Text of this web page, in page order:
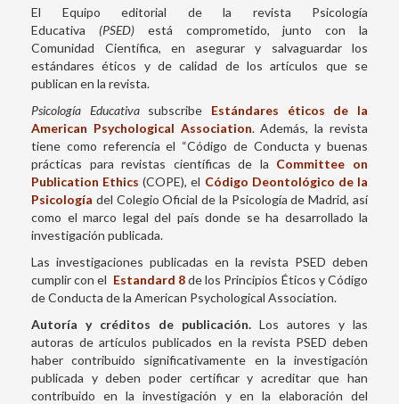
El Equipo editorial de la revista Psicología
Educativa (PSED)está comprometido, junto con la
Comunidad Científica, en asegurar y salvaguardar los
estándares éticos y de calidad de los artículos que se
publican en la revista.
Psicología Educativasubscribe Estándares éticos de la
American Psychological Association. Además, la revista
tiene como referencia el “Código de Conducta y buenas
prácticas para revistas científicas de la Committee on
Publication Ethics (COPE), el Código Deontológico de la
Psicología del Colegio Oficial de la Psicología de Madrid, así
como el marco legal del país donde se ha desarrollado la
investigación publicada.
Las investigaciones publicadas en la revista PSED deben
cumplir con el Estandard 8de los Principios Éticos y Código
de Conducta de la American Psychological Association.
Autoría y créditos de publicación. Los autores y las
autoras de artículos publicados en la revista PSED deben
haber contribuido significativamente en la investigación
publicada y deben poder certificar y acreditar que han
contribuido en la investigación y en la elaboración del